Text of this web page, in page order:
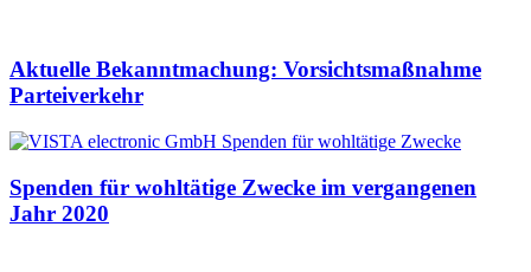
Aktuelle Bekanntmachung: Vorsichtsmaßnahme
Parteiverkehr
Spenden für wohltätige Zwecke im vergangenen
Jahr 2020